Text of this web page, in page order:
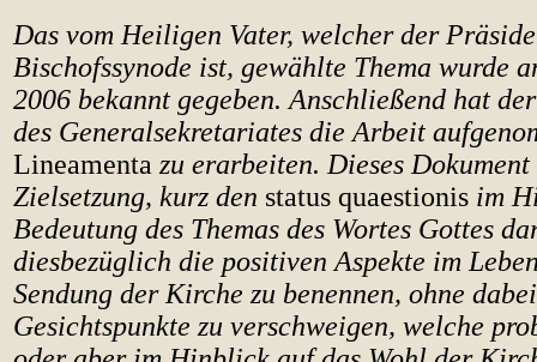
Das vom Heiligen Vater, welcher der
Bischofssynode ist, gewählte Thema wurde
2006 bekannt gegeben. Anschließend hat
des Generalsekretariates die Arbeit
Lineamenta zu erarbeiten. Dieses
Zielsetzung, kurz den status quaestionis im
Bedeutung des Themas des Wortes Gottes
diesbezüglich die positiven Aspekte im
Sendung der Kirche zu benennen, ohne
Gesichtspunkte zu verschweigen, welche